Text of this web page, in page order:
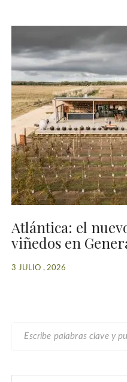
Atlántica: el
viñedos en
3 JULIO , 2026
C